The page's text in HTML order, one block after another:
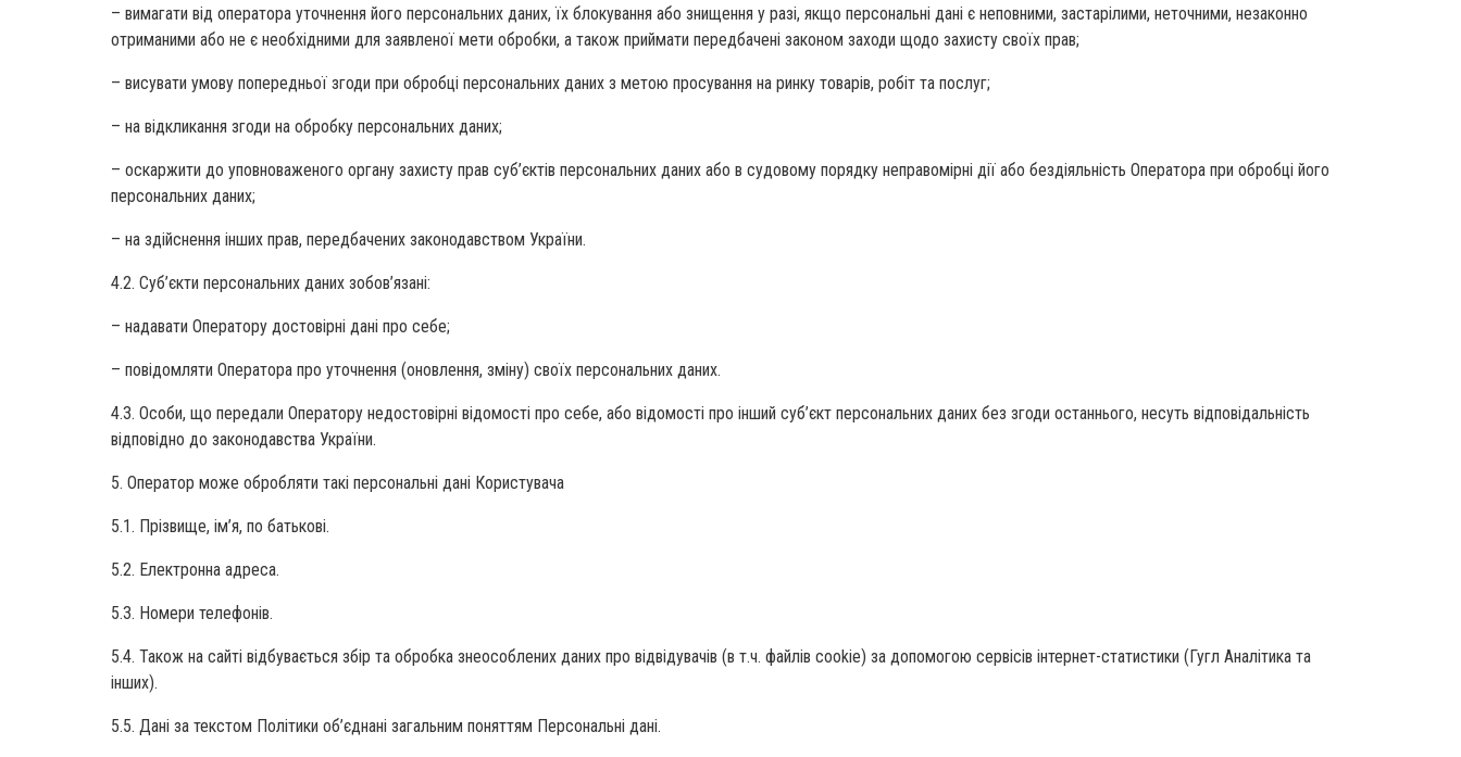
– вимагати від оператора уточнення його персональних даних, їх блокування або знищення у разі, якщо персональні дані є неповними, застарілими, неточними, незаконно
отриманими або не є необхідними для заявленої мети обробки, а також приймати передбачені законом заходи щодо захисту своїх прав;
– висувати умову попередньої згоди при обробці персональних даних з метою просування на ринку товарів, робіт та послуг;
– на відкликання згоди на обробку персональних даних;
– оскаржити до уповноваженого органу захисту прав суб’єктів персональних даних або в судовому порядку неправомірні дії або бездіяльність Оператора при обробці його
персональних даних;
– на здійснення інших прав, передбачених законодавством України.
4.2. Суб’єкти персональних даних зобов’язані:
– надавати Оператору достовірні дані про себе;
– повідомляти Оператора про уточнення (оновлення, зміну) своїх персональних даних.
4.3. Особи, що передали Оператору недостовірні відомості про себе, або відомості про інший суб’єкт персональних даних без згоди останнього, несуть відповідальність
відповідно до законодавства України.
5. Оператор може обробляти такі персональні дані Користувача
5.1. Прізвище, ім’я, по батькові.
5.2. Електронна адреса.
5.3. Номери телефонів.
5.4. Також на сайті відбувається збір та обробка знеособлених даних про відвідувачів (в т.ч. файлів cookie) за допомогою сервісів інтернет-статистики (Гугл Аналітика та
інших).
5.5. Дані за текстом Політики об’єднані загальним поняттям Персональні дані.